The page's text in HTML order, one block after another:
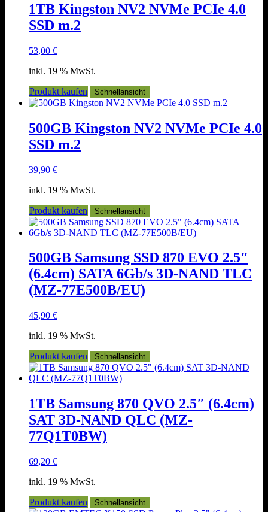
1TB Kingston NV2 NVMe PCIe 4.0
SSD m.2
53,00 €
inkl. 19 % MwSt.
Produkt kaufen
Schnellansicht
500GB Kingston NV2 NVMe PCIe 4.0
SSD m.2
39,90 €
inkl. 19 % MwSt.
Produkt kaufen
Schnellansicht
500GB Samsung SSD 870 EVO 2.5″
(6.4cm) SATA 6Gb/s 3D-NAND TLC
(MZ-77E500B/EU)
45,90 €
inkl. 19 % MwSt.
Produkt kaufen
Schnellansicht
1TB Samsung 870 QVO 2.5″ (6.4cm)
SAT 3D-NAND QLC (MZ-
77Q1T0BW)
69,20 €
inkl. 19 % MwSt.
Produkt kaufen
Schnellansicht